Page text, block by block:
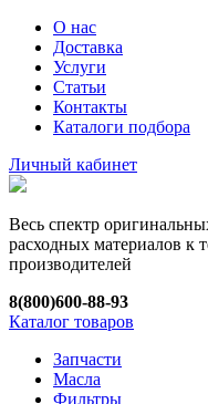
О нас
Доставка
Услуги
Статьи
Контакты
Каталоги подбора
Личный кабинет
Весь спектр
расходных материалов к
производителей
8(800)600-88-93
Каталог товаров
Запчасти
Масла
Фильтры